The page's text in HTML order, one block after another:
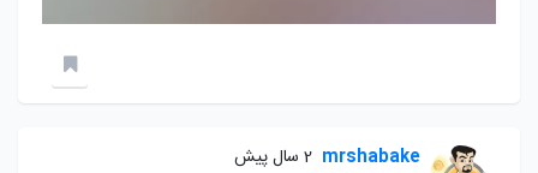
mrshabake 2 سال پیش